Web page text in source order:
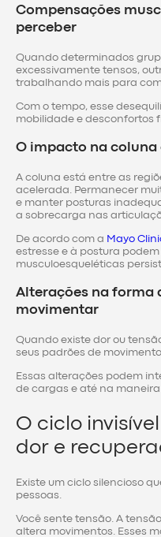
Compensações
perceber
Quando determinados
excessivamente tensos,
trabalhando mais para
Com o tempo, esse
mobilidade e desconfortos
O impacto na coluna
A coluna está entre as
acelerada. Permanecer
e manter posturas
a sobrecarga nas
De acordo com a Mayo
estresse e à postura
musculoesqueléticas
Alterações na forma
movimentar
Quando existe dor ou
seus padrões de
Essas alterações podem
de cargas e até na
O ciclo
dor e
Existe um ciclo silencioso
pessoas.
Você sente tensão. A
altera movimentos. Esses